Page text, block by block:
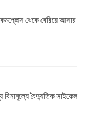
by François
থেকে বেরিয়ে আসার
বিনামূল্যে বৈদ্যুতিক সাইকেল